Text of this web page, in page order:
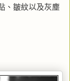
、皺紋以及灰塵